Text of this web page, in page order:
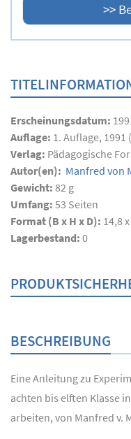
Erscheinungsdatum:
Auflage: 1. Auflage,
Verlag: Pädagogische
Autor(en): Manfred von
Gewicht: 82 g
Umfang: 53 Seiten
Format (B x H x D): 14,8
Lagerbestand: 0
BESCHREIBUNG
Eine Anleitung zu
achten bis elften Klasse
arbeiten, von Manfred v.